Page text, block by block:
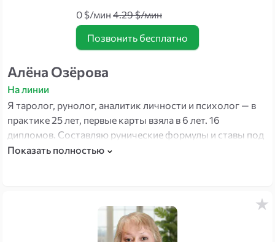
0 $/мин 4.29 $/мин
Позвонить бесплатно
Алёна Озёрова
На линии
Я таролог, рунолог, аналитик личности и психолог — в
практике 25 лет, первые карты взяла в 6 лет. 16
дипломов. Составляю рунические формулы и ставы под
конкретный запрос — например, на удачное
Показать полностью